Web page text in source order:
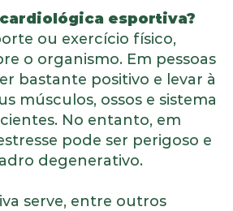
esportiva?
ou exercício físico,
o organismo. Em pessoas
bastante positivo e levar à
músculos, ossos e sistema
No entanto, em
pode ser perigoso e
degenerativo.
serve, entre outros